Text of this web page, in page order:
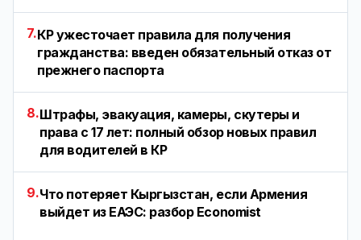
7.КР ужесточает правила для получения
гражданства: введен обязательный отказ от
прежнего паспорта
8.Штрафы, эвакуация, камеры, скутеры и
права с 17 лет: полный обзор новых правил
для водителей в КР
9.Что потеряет Кыргызстан, если Армения
выйдет из ЕАЭС: разбор Economist